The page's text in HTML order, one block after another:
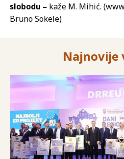
slobodu – kaže M. Mihić.
Bruno Sokele)
Najnovije